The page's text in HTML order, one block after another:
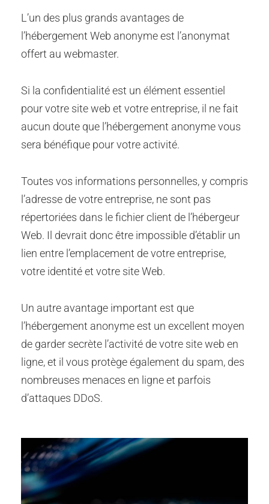
L’un des plus grands avantages de
l’hébergement Web anonyme est l’anonymat
offert au webmaster.
Si la confidentialité est un élément essentiel
pour votre site web et votre entreprise, il ne fait
aucun doute que l’hébergement anonyme vous
sera bénéfique pour votre activité.
Toutes vos informations personnelles, y compris
l’adresse de votre entreprise, ne sont pas
répertoriées dans le fichier client de l’hébergeur
Web. Il devrait donc être impossible d’établir un
lien entre l’emplacement de votre entreprise,
votre identité et votre site Web.
Un autre avantage important est que
l’hébergement anonyme est un excellent moyen
de garder secrète l’activité de votre site web en
ligne, et il vous protège également du spam, des
nombreuses menaces en ligne et parfois
d’attaques DDoS.